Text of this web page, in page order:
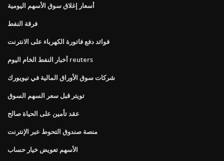
أسعار إغلاق سوق الأسهم اليومية
فرقة النفط
فوائد دفع فاتورة الكهرباء على الانترنت
أخبار النفط الخام اليوم reuters
شركات سوق الأوراق المالية في نيويورك
تويتر قبل سعر السهم السوق
عقد تأمين على الحياة صالح
منصة صندوق التحوط عبر الإنترنت
الأسهم تعويض خيار حساب